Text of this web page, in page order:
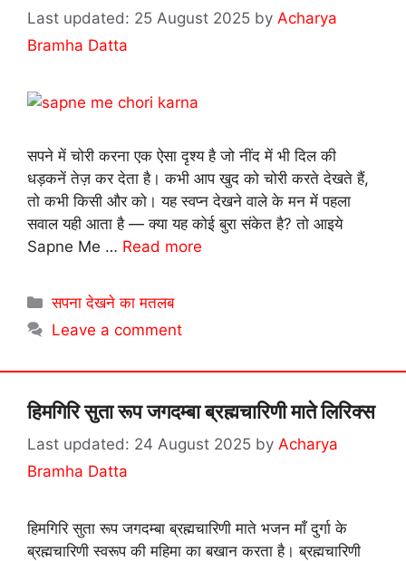
25 August 2025 by Acharya
Bramha Datta
सपने में चोरी करना एक ऐसा दृश्य है जो नींद में भी दिल की
धड़कनें तेज़ कर देता है। कभी आप खुद को चोरी करते देखते हैं,
तो कभी किसी और को। यह स्वप्न देखने वाले के मन में पहला
सवाल यही आता है — क्या यह कोई बुरा संकेत है? तो आइये
Sapne Me … Read more
Categories
सपना देखने का मतलब
Leave a comment
हिमगिरि सुता रूप जगदम्बा ब्रह्मचारिणी माते लिरिक्स
24 August 2025 by Acharya
Bramha Datta
हिमगिरि सुता रूप जगदम्बा ब्रह्मचारिणी माते भजन माँ दुर्गा के
ब्रह्मचारिणी स्वरूप की महिमा का बखान करता है। ब्रह्मचारिणी